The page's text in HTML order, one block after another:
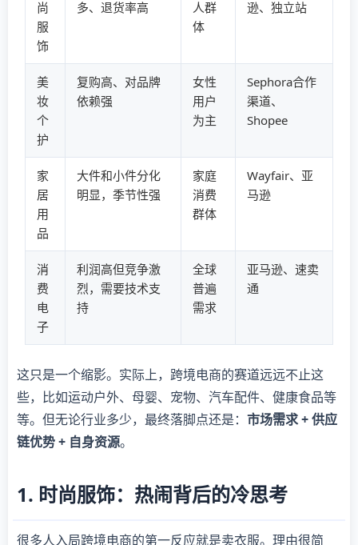
尚
服
饰
多、退货率高
人群
体
逊、独立站
美
妆
个
护
复购高、对品牌
依赖强
女性
用户
为主
Sephora合作
渠道、
Shopee
家
居
用
品
大件和小件分化
明显，季节性强
家庭
消费
群体
Wayfair、亚
马逊
消
费
电
子
利润高但竞争激
烈，需要技术支
持
全球
普遍
需求
亚马逊、速卖
通
这只是一个缩影。实际上，跨境电商的赛道远远不止这
些，比如运动户外、母婴、宠物、汽车配件、健康食品等
等。但无论行业多少，最终落脚点还是： 市场需求 + 供应
链优势 + 自身资源。
1. 时尚服饰：热闹背后的冷思考
很多人入局跨境电商的第一反应就是卖衣服。理由很简